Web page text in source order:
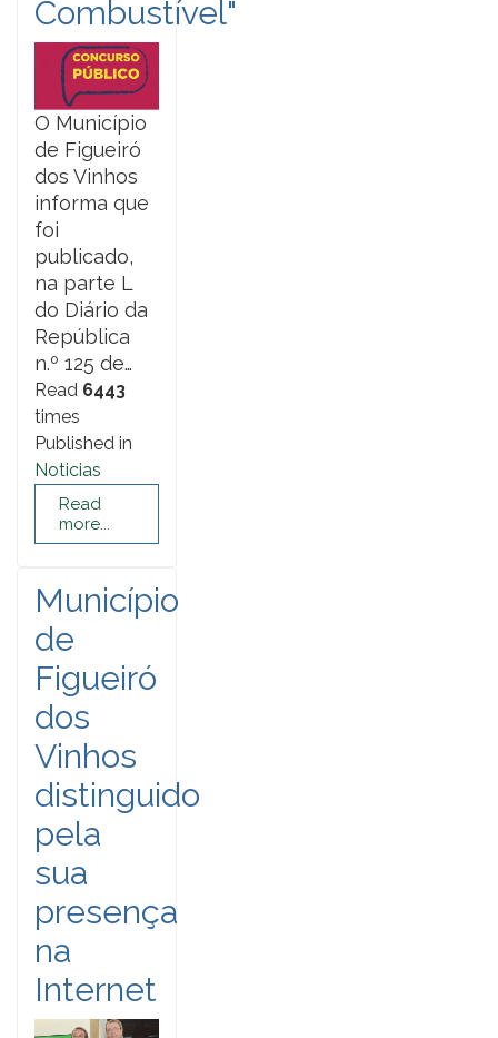
Combustível"
O Município
de Figueiró
dos Vinhos
informa que
foi
publicado,
na parte L
do Diário da
República
n.º 125 de…
Read 6443
times
Published in
Noticias
Read
more...
Município
de
Figueiró
dos
Vinhos
distinguido
pela
sua
presença
na
Internet